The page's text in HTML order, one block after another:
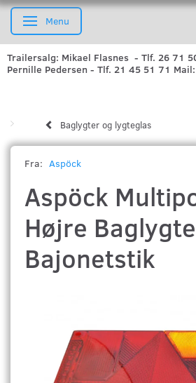
Skifte navigation
Menu
Trailersalg: Mikael Flasnes - Tlf. 26 71
Pernille Pedersen - Tlf. 21 45 51 71
Baglygter og lygteglas
Fra: Aspöck
Aspöck
Højre
Bajonetstik